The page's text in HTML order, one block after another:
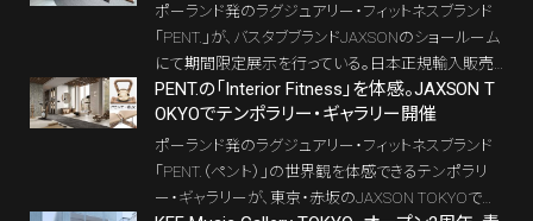
ポーランド発のラグジュアリー・フィットネスブランド
「PENT.」が、バスタブブランドJAXSONのショールーム
にて期間限定展示を行っている。日本正規輸入販売
元を務めるのは、株式会社dux。LWL onlineではこれ
まで、PENT.を単なる高級フィットネス機器ではなく、
住空間の中に美しく溶け込む「Interior Fitness」とし
て紹介してきた。今回の展示は、その思想を実際の空
間で体感できる貴重な機会となっている。
PENT.の「Interior Fitness」を体感。JAXSON T
OKYOでテンポラリー・ギャラリー開催
ポーランド発のラグジュアリー・フィットネスブランド
「PENT.（ペント）」の世界観を体感できるテンポラリ
ー・ギャラリーが、東京・赤坂のJAXSON TOKYOで開